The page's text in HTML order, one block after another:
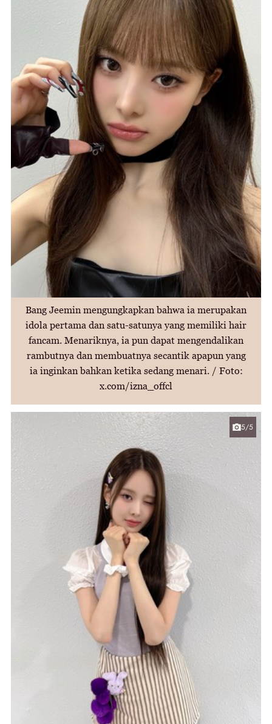
Bang Jeemin mengungkapkan bahwa ia merupakan
idola pertama dan satu-satunya yang memiliki hair
fancam. Menariknya, ia pun dapat mengendalikan
rambutnya dan membuatnya secantik apapun yang
ia inginkan bahkan ketika sedang menari. / Foto:
x.com/izna_offcl
5/5